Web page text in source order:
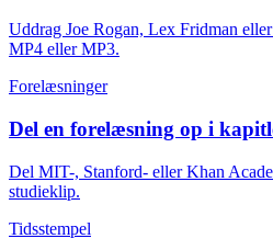
Uddrag Joe Rogan, Lex Fridman
MP4 eller MP3.
Forelæsninger
Del en forelæsning op i
Del MIT-, Stanford- eller Khan
studieklip.
Tidsstempel